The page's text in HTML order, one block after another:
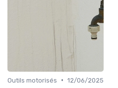
Outils motorisés • 12/06/2025